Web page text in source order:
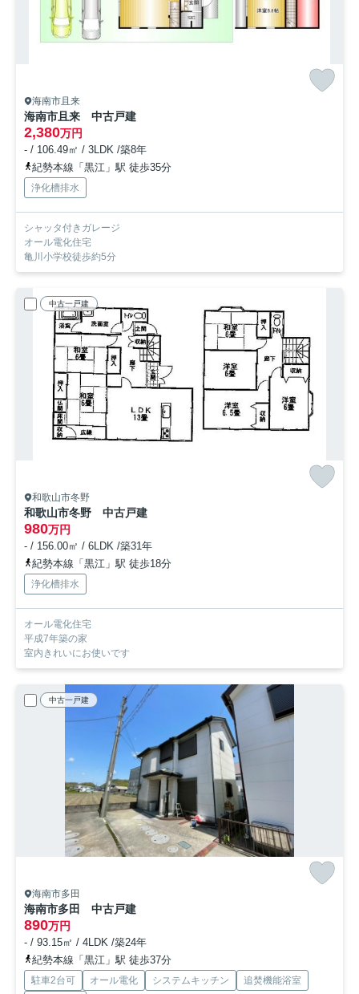
海南市且来
海南市且来 中古戸建
2,380万円
- / 106.49㎡ / 3LDK /築8年
紀勢本線「黒江」駅 徒歩35分
浄化槽排水
シャッタ付きガレージ
オール電化住宅
亀川小学校徒歩約5分
中古一戸建
和歌山市冬野
和歌山市冬野 中古戸建
980万円
- / 156.00㎡ / 6LDK /築31年
紀勢本線「黒江」駅 徒歩18分
浄化槽排水
オール電化住宅
平成7年築の家
室内きれいにお使いです
中古一戸建
海南市多田
海南市多田 中古戸建
890万円
- / 93.15㎡ / 4LDK /築24年
紀勢本線「黒江」駅 徒歩37分
駐車2台可 オール電化 システムキッチン
追焚機能浴室